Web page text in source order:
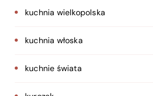
kuchnia wielkopolska
kuchnia włoska
kuchnie świata